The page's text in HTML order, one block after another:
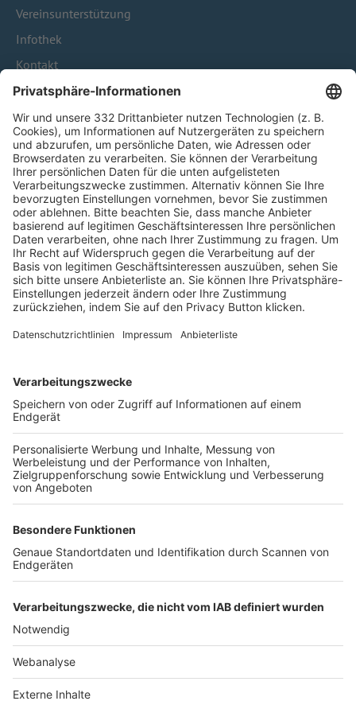
Vereinsunterstützung
Infothek
Kontakt
HÄUFIG BESUCHTE SEITEN
Pässe und Vereinswechsel
Trainerausbildung
Schulungsangebot Vereinsmitarbeiter
BFV-Geschäftsstellen
Trainerbörse
Login SpielPlus
FOLGE DEM BFV
TOP-VEREINE
TOP-PARTNER
Nutzungsbedingungen Datenschutz Impressum